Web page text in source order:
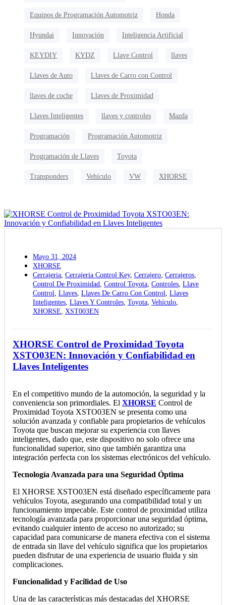
Equipos de Programación Automotriz Honda
Hyundai Innovación Inteligencia Artificial
KEYDIY KYDZ Llave Control llaves
Llaves de Auto Llaves de Carro con Control
llaves de coche Llaves de Proximidad
Llaves Inteligentes llaves y controles Mazda
Programación Programación Automotriz
Programación de Llaves Toyota
Transponders Vehículo VW XHORSE
Mayo 31, 2024
XHORSE
Cerrajeria Cerrajeria Control Key, Cerrajero Cerrajeros
Control De Proximidad
Control Toyota Controles Llave
Control
Llaves Llaves De Carro Con Control
Llaves
Inteligentes Llaves Y Controles Toyota Vehículo
XHORSE XST003EN
XHORSE Control de Proximidad Toyota
XSTO03EN: Innovación y Confiabilidad en
Llaves Inteligentes
En el competitivo mundo de la automoción, la seguridad y la
conveniencia son primordiales. El XHORSE Control de
Proximidad Toyota XSTO03EN se presenta como una
solución avanzada y confiable para propietarios de vehículos
Toyota que buscan mejorar su experiencia con llaves
inteligentes, dado que, este dispositivo no solo ofrece una
funcionalidad superior, sino que también garantiza una
integración perfecta con los sistemas electrónicos del vehículo.
Tecnología Avanzada para una Seguridad Óptima
El XHORSE XSTO03EN está diseñado específicamente para
vehículos Toyota, asegurando una compatibilidad total y un
funcionamiento impecable. Este control de proximidad utiliza
tecnología avanzada para proporcionar una seguridad óptima,
evitando cualquier intento de acceso no autorizado; su
capacidad para comunicarse de manera efectiva con el sistema
de entrada sin llave del vehículo significa que los propietarios
pueden disfrutar de una experiencia de usuario fluida y sin
complicaciones.
Funcionalidad y Facilidad de Uso
Una de las características más destacadas del XHORSE